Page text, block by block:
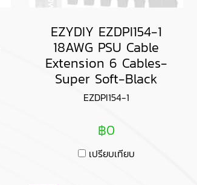
EZYDIY EZDPI154-1
18AWG PSU Cable
Extension 6 Cables-
Super Soft-Black
EZDPI154-1
฿0
เปรียบเทียบ